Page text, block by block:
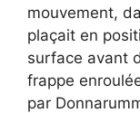
mouvement,
plaçait en
surface avant
frappe
par